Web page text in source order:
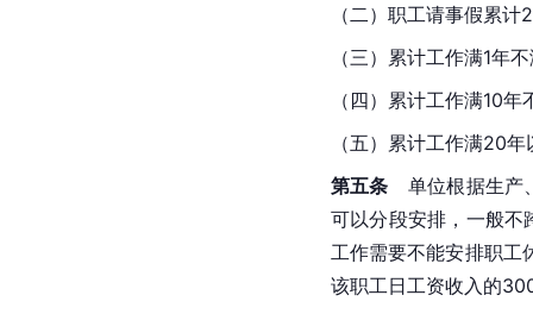
（二）职工请事假累
（三）累计工作满1年
（四）累计工作满10
（五）累计工作满20
第五条 单位根据生产
可以分段安排，一般不
工作需要不能安排职工
该职工日工资收入的